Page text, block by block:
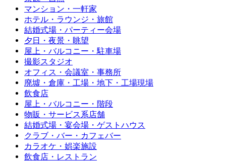
マンション・一軒家
ホテル・ラウンジ・旅館
結婚式場・パーティー会場
夕日・夜景・眺望
屋上・バルコニー・駐車場
撮影スタジオ
オフィス・会議室・事務所
廃墟・倉庫・工場・地下・工場現場
飲食店
屋上・バルコニー・階段
物販・サービス系店舗
結婚式場・宴会場・ゲストハウス
クラブ・バー・カフェバー
カラオケ・娯楽施設
飲食店・レストラン